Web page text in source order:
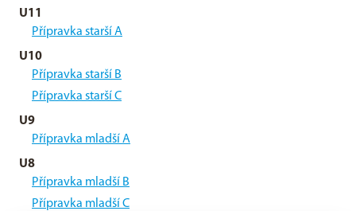
U11
Přípravka starší A
U10
Přípravka starší B
Přípravka starší C
U9
Přípravka mladší A
U8
Přípravka mladší B
Přípravka mladší C